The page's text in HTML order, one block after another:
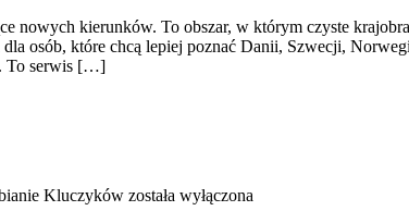
nowych kierunków. To obszar, w którym czyste
dla osób, które chcą lepiej poznać Danii, Szwecji,
To serwis […]
Kluczyków została wyłączona